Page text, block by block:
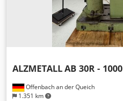
Offenbach an der Queich
1.351 km
ALZMETALLAB 30R - 1000